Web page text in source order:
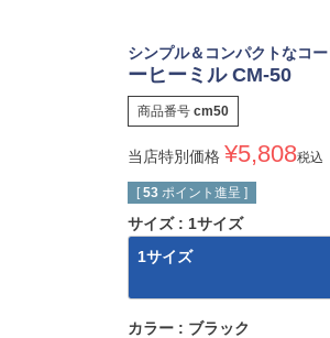
シンプル＆コンパクトなコ
ーヒーミル CM-50
商品番号 cm50
当店特別価格 ¥5,808税込
[ 53 ポイント進呈 ]
サイズ
1サイズ
1サイズ
カラー ブラック